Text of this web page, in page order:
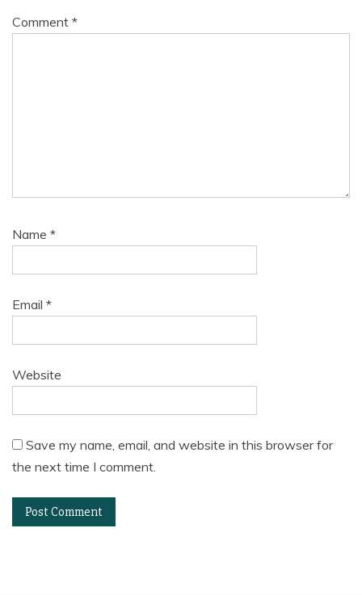
Comment *
Name *
Email *
Website
Save my name, email, and website in this browser for
the next time I comment.